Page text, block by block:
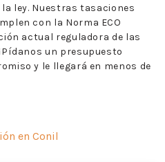
ley. Nuestras tasaciones
con la Norma ECO
actual reguladora de las
un presupuesto
y le llegará en menos de
en Conil